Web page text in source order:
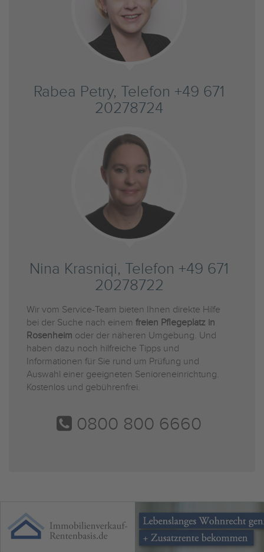
Rabea Petry, Telefon +49 671
20278724
Nina Krasniqi, Telefon +49 671
20278722
Wir vom Service-Team bieten Ihnen direkte Hilfe
bei der Suche nach einem freien Pflegeplatz in
Rosenheim oder der näheren Umgebung. Und
haben dazu noch hilfreiche Tipps und
Informationen für Sie rund um Prüfung und
Auswahl einer geeigneten Senioreneinrichtung.
Kostenlos und gebührenfrei.
0800 800 6660